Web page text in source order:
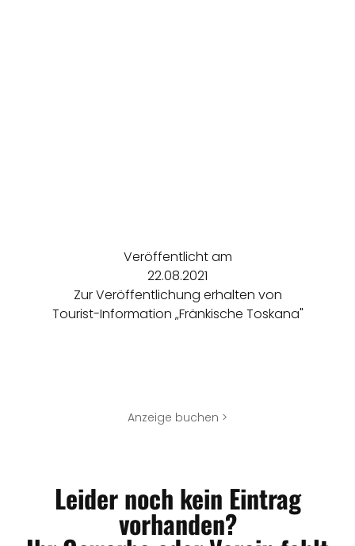
Veröffentlicht am
22.08.2021
Zur Veröffentlichung erhalten von
Tourist-Information „Fränkische Toskana"
Anzeige buchen >
Leider noch kein Eintrag
vorhanden?